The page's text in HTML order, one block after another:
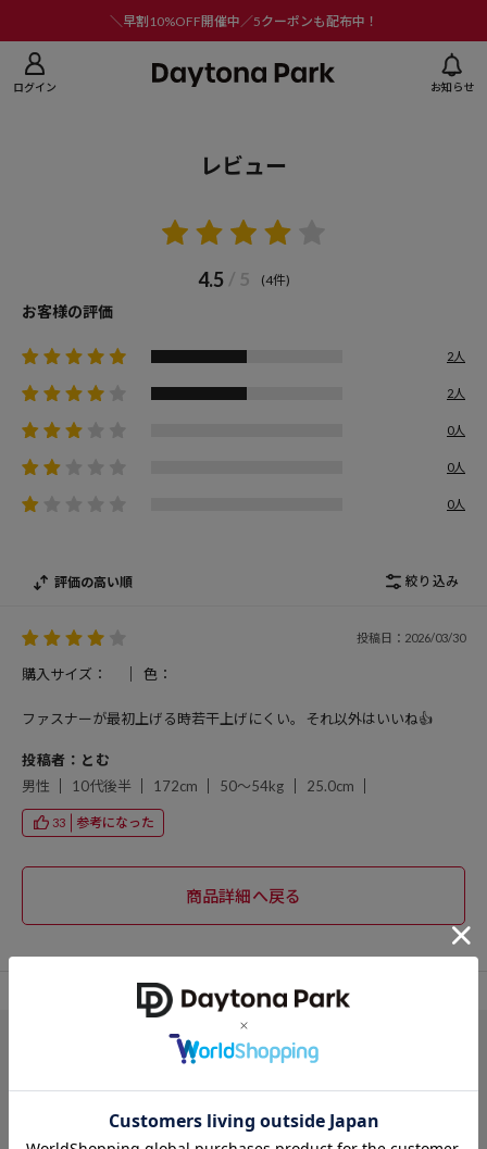
＼早割10%OFF開催中／5クーポンも配布中！
ログイン お知らせ
レビュー
4.5 / 5 (4件)
お客様の評価
2人
2人
0人
0人
0人
評価の高い順 絞り込み
投稿日：2026/03/30
購入サイズ： 色：
ファスナーが最初上げる時若干上げにくい。それ以外はいいね👍️
投稿者：とむ
男性
10代後半 172cm 50～54kg 25.0cm
33 参考になった
FREAK'S STORE ジャケット/アウター デニムジャケット